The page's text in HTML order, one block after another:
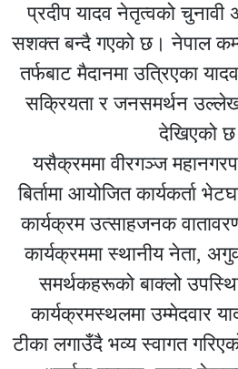
प्रदीप यादव नेतृत्वको चुनावी
सशक्त बन्दै गएको छ। नेपाल
तर्फबाट मैदानमा उत्रिएका
सक्रियता र जनसमर्थन
देखिएको
यसैक्रममा वीरगञ्ज
बिर्तामा आयोजित कार्यकर्ता
कार्यक्रम उत्साहजनक
कार्यक्रममा स्थानीय नेता,
समर्थकहरूको बाक्लो
कार्यक्रमस्थलमा उम्मेदवार
टीका लगाउँदै भव्य स्वागत